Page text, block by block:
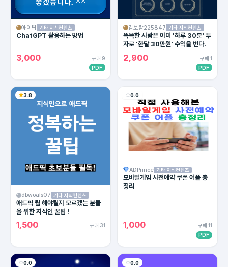
아이탑 기타 지식컨텐츠
ChatGPT 활용하는 방법
3,000
구매 9
PDF
김보람225847 기타 지식컨텐츠
똑똑한 사람은 이미 '하루 30분' 투
자로 '한달 30만원' 수익을 번다.
2,900
구매 1
PDF
3.8
dbwoals07 기타 지식컨텐츠
애드픽 뭘 해야될지 모르겠는 분들
을 위한 지식인 꿀팁 !
1,500 구매 31
0.0
ADPrince 기타 지식컨텐츠
모바일게임 사전예약 쿠폰 어플 총
정리
1,000
구매 11
PDF
0.0 0.0